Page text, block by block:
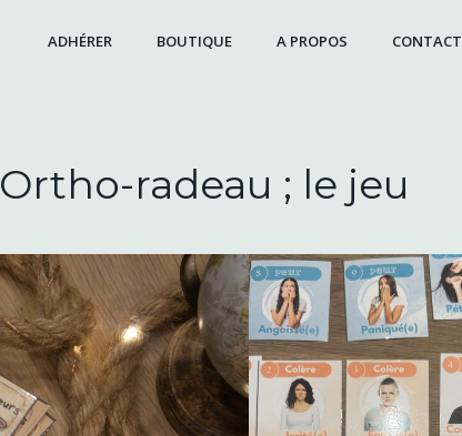
ADHÉRER BOUTIQUE A PROPOS CONTACT
Ortho-radeau ; le jeu